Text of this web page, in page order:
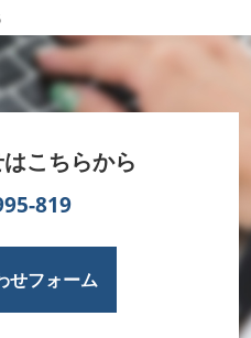
こちらから
819
せフォーム